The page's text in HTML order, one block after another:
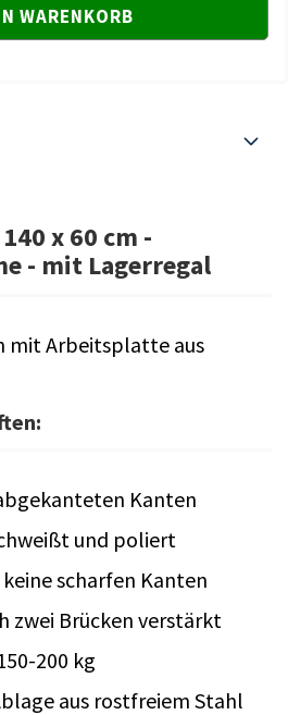
x 60 cm -
- mit Lagerregal
mit Arbeitsplatte aus
Kanten
und poliert
scharfen Kanten
zwei Brücken verstärkt
200 kg
aus rostfreiem Stahl